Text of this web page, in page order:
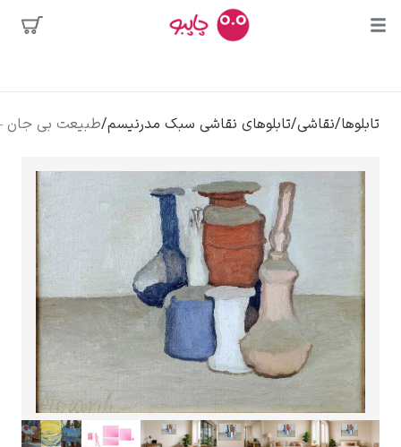
محبوب‌ترین
هنرمندان
کلود مونه
ونسان ون گوگ
تابلوهای نقاشی سبک مدرنیسم/ طبیعت بی جان – جورجو موراندی